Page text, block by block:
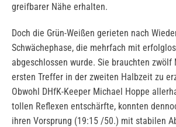
greifbarer Nähe erhalten.
Doch die Grün-Weißen gerieten nach
Schwächephase, die mehrfach mit
abgeschlossen wurde. Sie brauchten zwölf
ersten Treffer in der zweiten Halbzeit zu
Obwohl DHfK-Keeper Michael Hoppe
tollen Reflexen entschärfte, konnten
ihren Vorsprung (19:15 /50.) mit stabilen